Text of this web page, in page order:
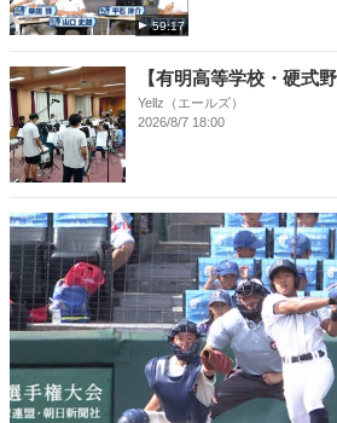
59:17
【有明高等学校・硬式
Yellz（エールズ）
2026/8/7 18:00